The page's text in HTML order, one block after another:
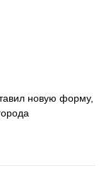
новую форму,